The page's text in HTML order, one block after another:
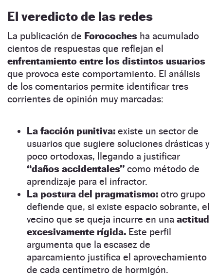
El veredicto de las redes
La publicación de Forocoches ha acumulado
cientos de respuestas que reflejan el
enfrentamiento entre los distintos usuarios
que provoca este comportamiento. El análisis
de los comentarios permite identificar tres
corrientes de opinión muy marcadas:
La facción punitiva: existe un sector de
usuarios que sugiere soluciones drásticas y
poco ortodoxas, llegando a justificar
“daños accidentales” como método de
aprendizaje para el infractor.
La postura del pragmatismo: otro grupo
defiende que, si existe espacio sobrante, el
vecino que se queja incurre en una actitud
excesivamente rígida. Este perfil
argumenta que la escasez de
aparcamiento justifica el aprovechamiento
de cada centímetro de hormigón.